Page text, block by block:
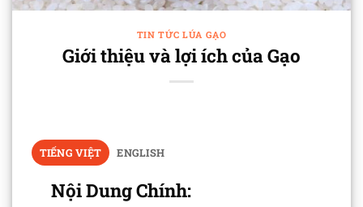
TIN TỨC LÚA GẠO
Giới thiệu và lợi ích của Gạo
TIẾNG VIỆT ENGLISH
Nội Dung Chính: